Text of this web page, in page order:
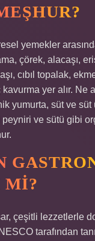
yemekler
çörek, alacaşı,
cıbıl topalak,
yer alır. Ne
yumurta, süt ve süt
ve sütü gibi
MI?
çeşitli lezzetlerle
tarafından